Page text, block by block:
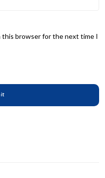
this browser for the next time I